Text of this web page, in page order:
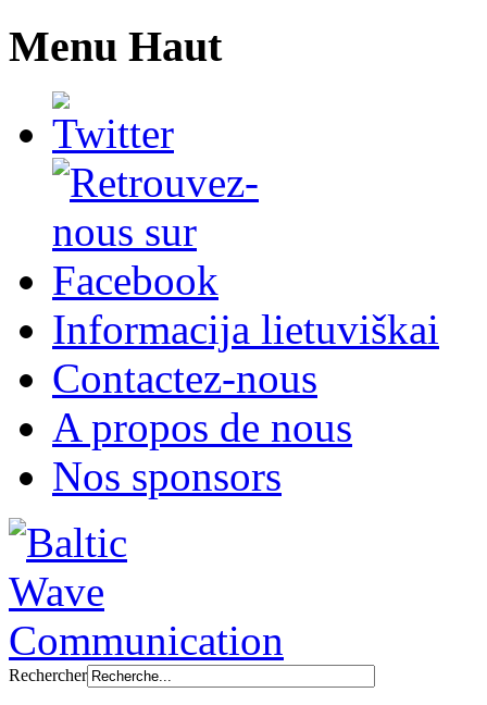
Menu Haut
Informacija lietuviškai
Contactez-nous
A propos de nous
Nos sponsors
Rechercher